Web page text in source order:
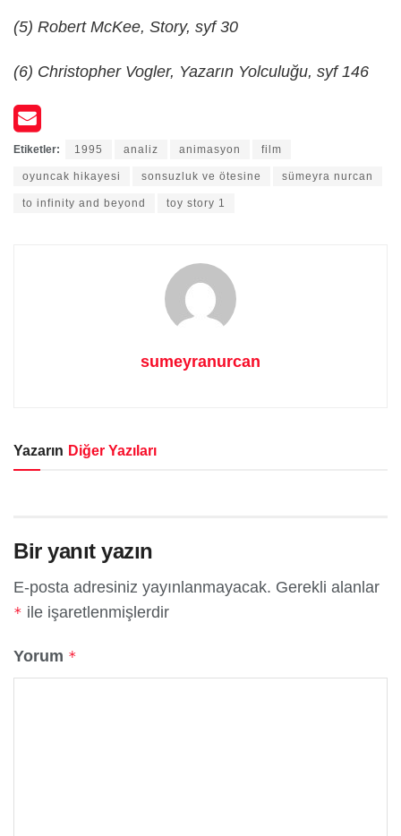
(5) Robert McKee, Story, syf 30
(6) Christopher Vogler, Yazarın Yolculuğu, syf 146
Etiketler: 1995 analiz animasyon film
oyuncak hikayesi sonsuzluk ve ötesine sümeyra nurcan
to infinity and beyond toy story 1
sumeyranurcan
Yazarın Diğer Yazıları
Bir yanıt yazın
E-posta adresiniz yayınlanmayacak. Gerekli alanlar
* ile işaretlenmişlerdir
Yorum *